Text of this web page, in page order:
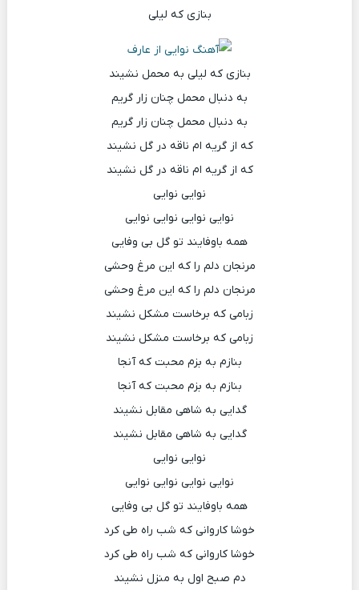
بنازی که لیلی
بنازی که لیلی به محمل نشیند
به دنبال محمل چنان زار گریم
به دنبال محمل چنان زار گریم
که از گریه ام ناقه در گل نشیند
که از گریه ام ناقه در گل نشیند
نوایی نوایی
نوایی نوایی نوایی نوایی
همه باوفایند تو گل بی وفایی
مرنجان دلم را که این مرغ وحشی
مرنجان دلم را که این مرغ وحشی
زبامی که برخاست مشکل نشیند
زبامی که برخاست مشکل نشیند
بنازم به بزم محبت که آنجا
بنازم به بزم محبت که آنجا
گدایی به شاهی مقابل نشیند
گدایی به شاهی مقابل نشیند
نوایی نوایی
نوایی نوایی نوایی نوایی
همه باوفایند تو گل بی وفایی
خوشا کاروانی که شب راه طی کرد
خوشا کاروانی که شب راه طی کرد
دم صبح اول به منزل نشیند